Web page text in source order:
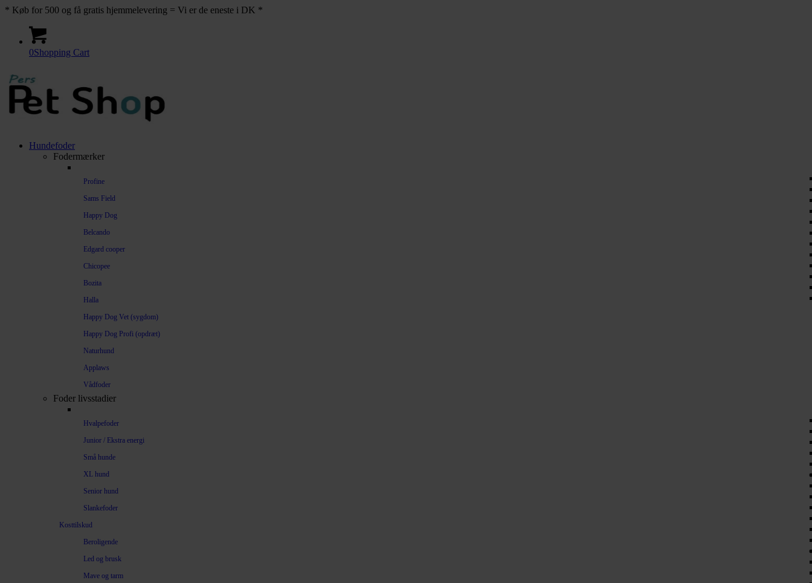
* Køb for 500 og få gratis hjemmelevering = Vi er de eneste i DK *
0Shopping Cart
Hundefoder
Fodermærker
Profine
Sams Field
Happy Dog
Belcando
Edgard cooper
Chicopee
Bozita
Halla
Happy Dog Vet (sygdom)
Happy Dog Profi (opdræt)
Naturhund
Applaws
Vådfoder
Foder livsstadier
Hvalpefoder
Junior / Ekstra energi
Små hunde
XL hund
Senior hund
Slankefoder
Kosttilskud
Beroligende
Led og brusk
Mave og tarm